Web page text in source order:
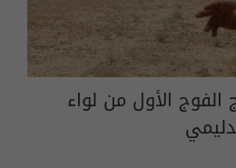
الفوج الأول من لواء